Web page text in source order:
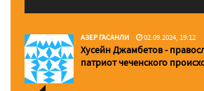
АЗЕР ГАСАНЛИ 02.09.2024, 19:12
Хусейн Джамбетов -
патриот чеченского